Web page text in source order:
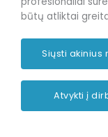
būtų atliktai
Siųsti akinius
Atvykti į